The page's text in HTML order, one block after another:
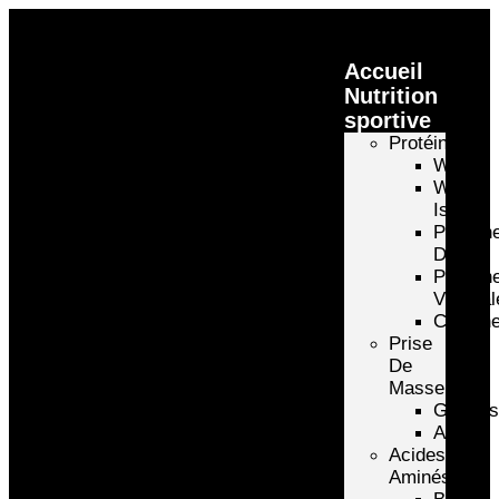
Accueil
Nutrition
sportive
Protéines
Whey
Whey
Isolate
D’oeuf
Prise
De
Masse
Gainers
Autre
Acides
Aminés